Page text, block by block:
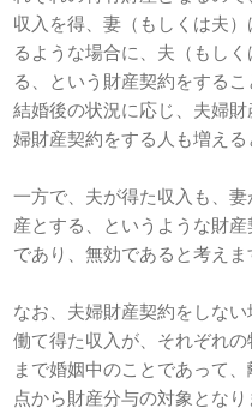
収入を得、妻（もしくは夫
るような場合に、夫（もし
る、という財産契約をするこ
結婚後の状況に応じ、夫婦
婦財産契約をする人も増える
一方で、夫が得た収入も、
産とする、というような財
であり、無効であると考えま
なお、夫婦財産契約をしな
働て得た収入が、それぞれ
まで婚姻中のことであって
点から財産分与の対象となり